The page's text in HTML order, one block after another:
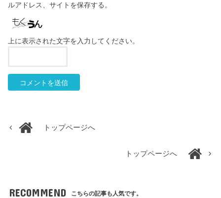
ルアドレス、サイトを保存する。
上に表示された文字を入力してください。
トップページへ
トップページへ
RECOMMEND こちらの記事も人気です。